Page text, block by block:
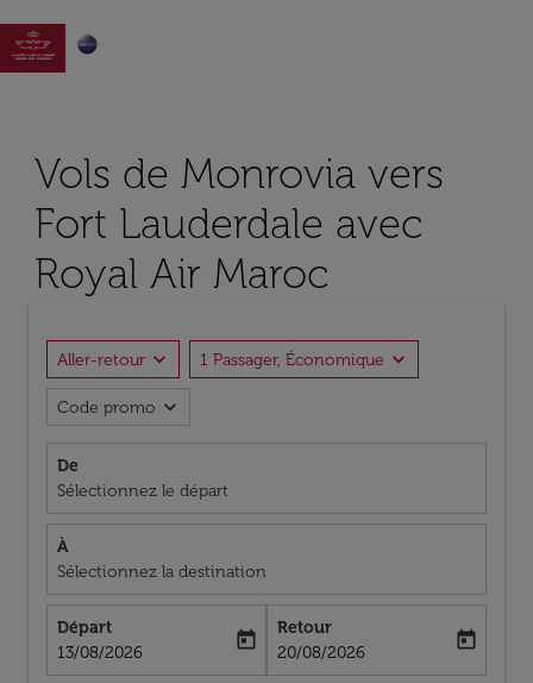

Vols de Monrovia vers
Fort Lauderdale avec
Royal Air Maroc
Aller-retour expand_more 1 Passager, Économique expand_more
Code promo expand_more
De
Sélectionnez le départ
À
Sélectionnez la destination
Départ
fc-booking-departure-date-aria-label
13/08/2026
today
Retour
fc-booking-return-date-aria-label
20/08/2026
today